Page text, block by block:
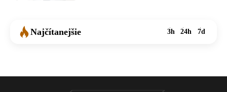
Najčítanejšie 3h 24h 7d